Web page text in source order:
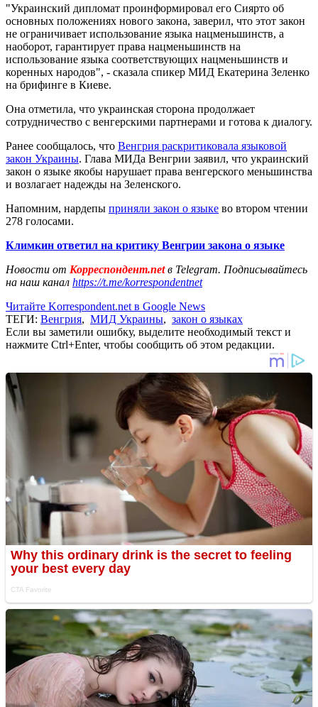
"Украинский дипломат проинформировал его Сиярто об
основных положениях нового закона, заверил, что этот закон
не ограничивает использование языка нацменьшинств, а
наоборот, гарантирует права нацменьшинств на
использование языка соответствующих нацменьшинств и
коренных народов", - сказала спикер МИД Екатерина Зеленко
на брифинге в Киеве.
Она отметила, что украинская сторона продолжает
сотрудничество с венгерскими партнерами и готова к диалогу.
Ранее сообщалось, что Венгрия раскритиковала языковой
закон Украины. Глава МИДа Венгрии заявил, что украинский
закон о языке якобы нарушает права венгерского меньшинства
и возлагает надежды на Зеленского.
Напомним, нардепы приняли закон о языке во втором чтении
278 голосами.
Климкин ответил на критику Венгрии закона о языке
Новости от Корреспондент.netв Telegram. Подписывайтесь
на наш канал https://t.me/korrespondentnet
Читайте Korrespondent.net в Google News
ТЕГИ: Венгрия, МИД Украины, закон о языках
Если вы заметили ошибку, выделите необходимый текст и
нажмите Ctrl+Enter, чтобы сообщить об этом редакции.